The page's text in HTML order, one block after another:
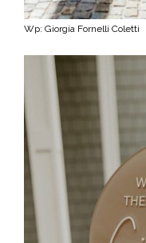
Wp: Giorgia Fornelli Coletti